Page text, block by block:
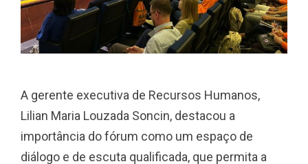
A gerente executiva de Recursos Humanos,
Lilian Maria Louzada Soncin, destacou a
importância do fórum como um espaço de
diálogo e de escuta qualificada, que permita a